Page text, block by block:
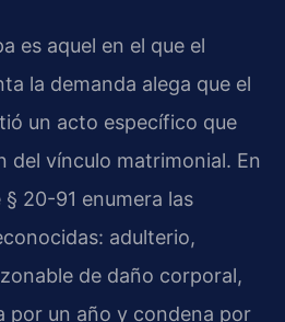
es aquel en el que el
la demanda alega que el
un acto específico que
del vínculo matrimonial. En
20-91 enumera las
adulterio,
de daño corporal,
por un año y condena por